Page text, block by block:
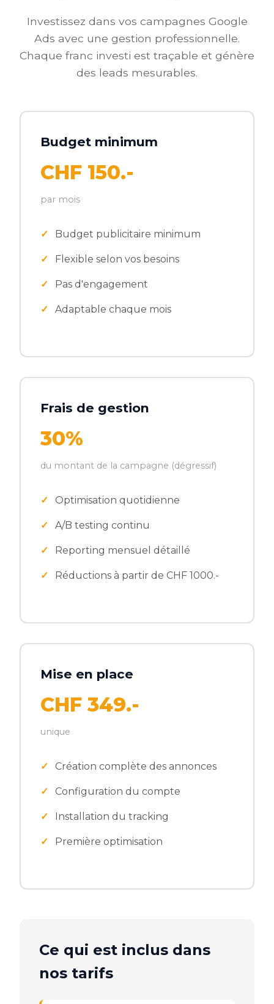
Investissez dans vos campagnes Google
Ads avec une gestion professionnelle.
Chaque franc investi est traçable et génère
des leads mesurables.
Budget minimum
CHF 150.-
par mois
Budget publicitaire minimum
Flexible selon vos besoins
Pas d'engagement
Adaptable chaque mois
Frais de gestion
30%
du montant de la campagne (dégressif)
Optimisation quotidienne
A/B testing continu
Reporting mensuel détaillé
Réductions à partir de CHF 1000.-
Mise en place
CHF 349.-
unique
Création complète des annonces
Configuration du compte
Installation du tracking
Première optimisation
Ce qui est inclus dans
nos tarifs